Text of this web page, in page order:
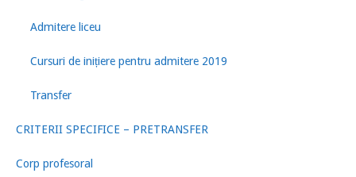
Admitere liceu
Cursuri de inițiere pentru admitere 2019
Transfer
CRITERII SPECIFICE – PRETRANSFER
Corp profesoral